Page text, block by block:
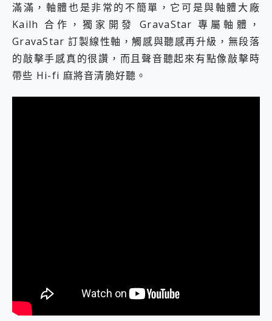
滿滿，軸體也是非常的不簡單，它可是與軸體大廠
Kailh 合作，獨家開發 GravaStar 專屬軸體，
GravaStar 訂製線性軸，觸感與聽感再升級，無段落
的敲擊手感真的很讚，而且聲音聽起來有點像敲擊時
帶些 Hi-fi 麻將音清脆好聽。